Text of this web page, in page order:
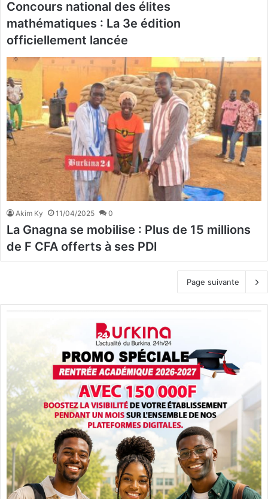
Concours national des élites
mathématiques : La 3e édition
officiellement lancée
Akim Ky 11/04/2025 0
La Gnagna se mobilise : Plus de 15 millions
de F CFA offerts à ses PDI
Page suivante